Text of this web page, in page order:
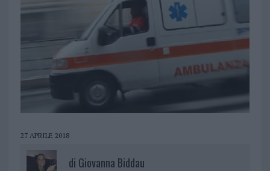
27 APRILE 2018
di Giovanna Biddau